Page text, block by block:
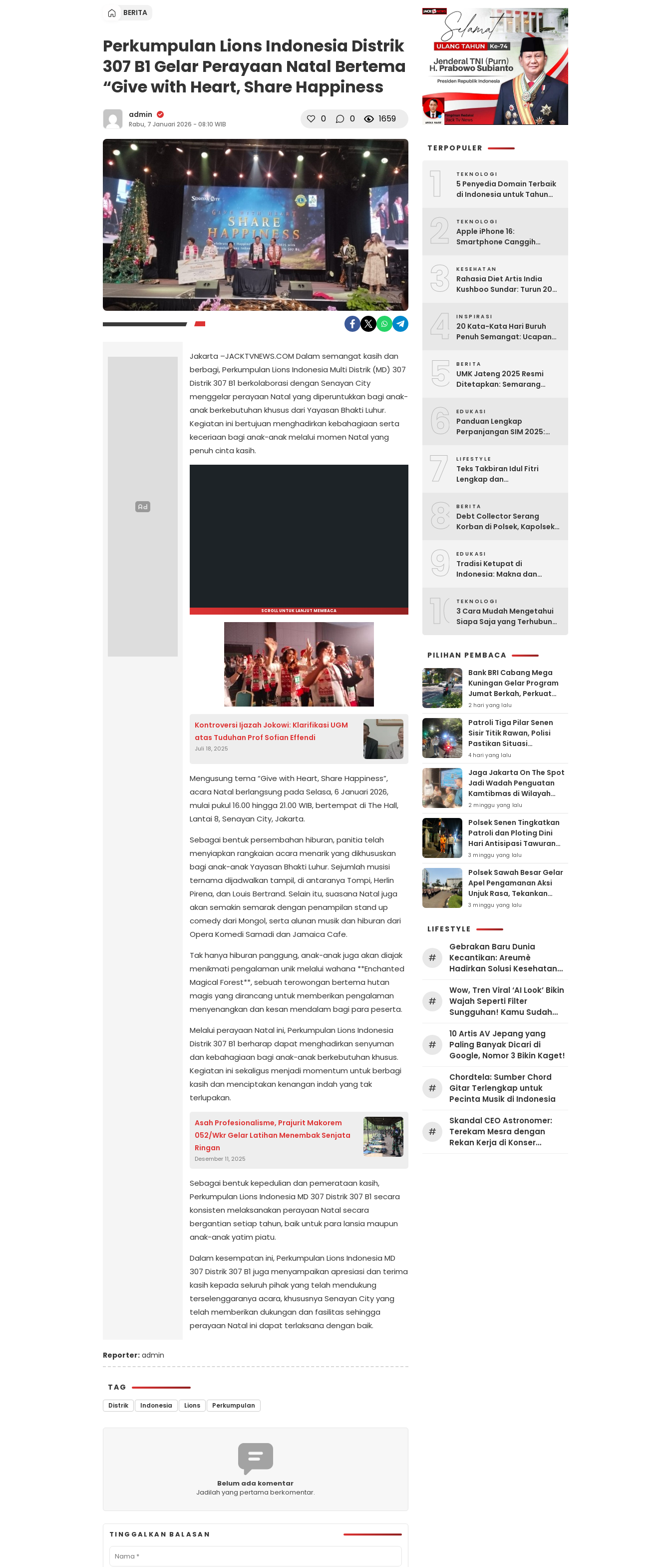
BERITA
Perkumpulan Lions Indonesia Distrik
307 B1 Gelar Perayaan Natal Bertema
“Give with Heart, Share Happiness
admin
Rabu, 7 Januari 2026 - 08:10 WIB 0 0 1659
Jakarta –JACKTVNEWS.COM Dalam semangat kasih dan
berbagi, Perkumpulan Lions Indonesia Multi Distrik (MD) 307
Distrik 307 B1 berkolaborasi dengan Senayan City
menggelar perayaan Natal yang diperuntukkan bagi anak-
anak berkebutuhan khusus dari Yayasan Bhakti Luhur.
Kegiatan ini bertujuan menghadirkan kebahagiaan serta
keceriaan bagi anak-anak melalui momen Natal yang
penuh cinta kasih.
SCROLL UNTUK LANJUT MEMBACA
Kontroversi Ijazah Jokowi: Klarifikasi UGM
atas Tuduhan Prof Sofian Effendi
Juli 18, 2025
Mengusung tema “Give with Heart, Share Happiness”,
acara Natal berlangsung pada Selasa, 6 Januari 2026,
mulai pukul 16.00 hingga 21.00 WIB, bertempat di The Hall,
Lantai 8, Senayan City, Jakarta.
Sebagai bentuk persembahan hiburan, panitia telah
menyiapkan rangkaian acara menarik yang dikhususkan
bagi anak-anak Yayasan Bhakti Luhur. Sejumlah musisi
ternama dijadwalkan tampil, di antaranya Tompi, Herlin
Pirena, dan Louis Bertrand. Selain itu, suasana Natal juga
akan semakin semarak dengan penampilan stand up
comedy dari Mongol, serta alunan musik dan hiburan dari
Opera Komedi Samadi dan Jamaica Cafe.
Tak hanya hiburan panggung, anak-anak juga akan diajak
menikmati pengalaman unik melalui wahana **Enchanted
Magical Forest**, sebuah terowongan bertema hutan
magis yang dirancang untuk memberikan pengalaman
menyenangkan dan kesan mendalam bagi para peserta.
Melalui perayaan Natal ini, Perkumpulan Lions Indonesia
Distrik 307 B1 berharap dapat menghadirkan senyuman
dan kebahagiaan bagi anak-anak berkebutuhan khusus.
Kegiatan ini sekaligus menjadi momentum untuk berbagi
kasih dan menciptakan kenangan indah yang tak
terlupakan.
Asah Profesionalisme, Prajurit Makorem
052/Wkr Gelar Latihan Menembak Senjata
Ringan
Desember 11, 2025
Sebagai bentuk kepedulian dan pemerataan kasih,
Perkumpulan Lions Indonesia MD 307 Distrik 307 B1 secara
konsisten melaksanakan perayaan Natal secara
bergantian setiap tahun, baik untuk para lansia maupun
anak-anak yatim piatu.
Dalam kesempatan ini, Perkumpulan Lions Indonesia MD
307 Distrik 307 B1 juga menyampaikan apresiasi dan terima
kasih kepada seluruh pihak yang telah mendukung
terselenggaranya acara, khususnya Senayan City yang
telah memberikan dukungan dan fasilitas sehingga
perayaan Natal ini dapat terlaksana dengan baik.
Reporter: admin
TAG
Distrik Indonesia Lions Perkumpulan
Belum ada komentar
Jadilah yang pertama berkomentar.
TINGGALKAN BALASAN
TERPOPULER
1 TEKNOLOGI
5 Penyedia Domain Terbaik
di Indonesia untuk Tahun
2 TEKNOLOGI
Apple iPhone 16:
Smartphone Canggih
3 KESEHATAN
Rahasia Diet Artis India
Kushboo Sundar: Turun 20
4 INSPIRASI
20 Kata-Kata Hari Buruh
Penuh Semangat: Ucapan
5 BERITA
UMK Jateng 2025 Resmi
Ditetapkan: Semarang
6 EDUKASI
Panduan Lengkap
Perpanjangan SIM 2025:
7 LIFESTYLE
Teks Takbiran Idul Fitri
Lengkap dan
8 BERITA
Debt Collector Serang
Korban di Polsek, Kapolsek
9 EDUKASI
Tradisi Ketupat di
Indonesia: Makna dan
10TEKNOLOGI
3 Cara Mudah Mengetahui
Siapa Saja yang Terhubung
PILIHAN PEMBACA
Bank BRI Cabang Mega
Kuningan Gelar Program
Jumat Berkah, Perkuat
Komitmen untuk Saling
Berbagai
2 hari yang lalu
Patroli Tiga Pilar Senen
Sisir Titik Rawan, Polisi
Pastikan Situasi
Kamtibmas Kondusif
4 hari yang lalu
Jaga Jakarta On The Spot
Jadi Wadah Penguatan
Kamtibmas di Wilayah
Kampung Bali
2 minggu yang lalu
Polsek Senen Tingkatkan
Patroli dan Ploting Dini
Hari Antisipasi Tawuran
serta Gangguan
Kamtibmas
3 minggu yang lalu
Polsek Sawah Besar Gelar
Apel Pengamanan Aksi
Unjuk Rasa, Tekankan
Pelayanan Humanis dan
3 minggu yang lalu
LIFESTYLE
#
Gebrakan Baru Dunia
Kecantikan: Areumè
Hadirkan Solusi Kesehatan
#
Wow, Tren Viral ‘AI Look’ Bikin
Wajah Seperti Filter
Sungguhan! Kamu Sudah
#
10 Artis AV Jepang yang
Paling Banyak Dicari di
Google, Nomor 3 Bikin Kaget!
#
Chordtela: Sumber Chord
Gitar Terlengkap untuk
Pecinta Musik di Indonesia
#
Skandal CEO Astronomer:
Terekam Mesra dengan
Rekan Kerja di Konser